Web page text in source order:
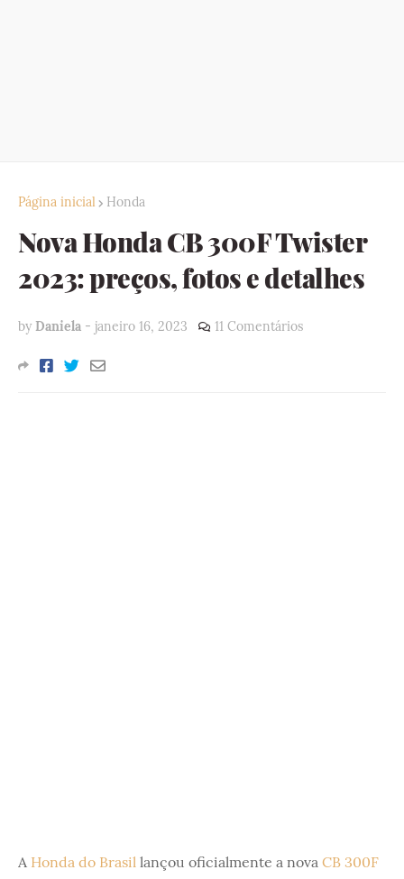
Página inicial Honda
Nova Honda CB 300F Twister
2023: preços, fotos e detalhes
by Daniela - janeiro 16, 2023 11 Comentários
A Honda do Brasil lançou oficialmente a nova CB 300F